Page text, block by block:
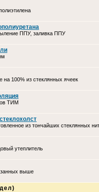
ППУ, заливка ППУ
на 100% из стеклянных ячеек
ТИМ
из тончайших стеклянных
утеплитель
выше